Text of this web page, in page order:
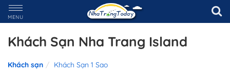
MENU
Khách Sạn Nha Trang Island
Khách sạn Khách Sạn 1 Sao